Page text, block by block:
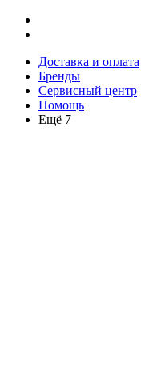
Доставка и оплата
Бренды
Сервисный центр
Помощь
Ещё 7